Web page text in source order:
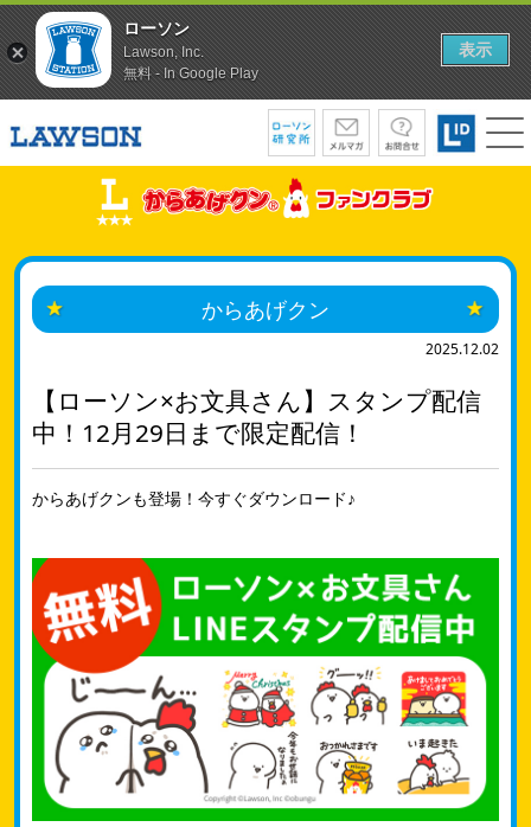
からあげクン
2025.12.02
【ローソン×お文具さん】スタンプ配信
中！12月29日まで限定配信！
からあげクンも登場！今すぐダウンロード♪
ローソン
Lawson, Inc.
無料 - In Google Play
表示